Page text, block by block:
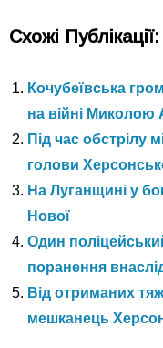
Схожі Публікації:
Кочубеївська
на війні Миколою
Під час обстрілу
голови
На Луганщині у
Нової
Один
поранення
Від отриманих
мешканець